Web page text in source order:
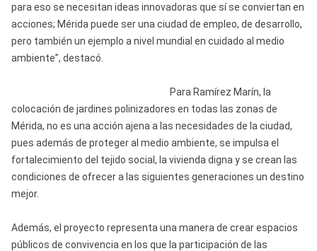
para eso se necesitan ideas innovadoras que sí se conviertan en
acciones; Mérida puede ser una ciudad de empleo, de desarrollo,
pero también un ejemplo a nivel mundial en cuidado al medio
ambiente”, destacó.
Para Ramírez Marín, la
colocación de jardines polinizadores en todas las zonas de
Mérida, no es una acción ajena a las necesidades de la ciudad,
pues además de proteger al medio ambiente, se impulsa el
fortalecimiento del tejido social, la vivienda digna y se crean las
condiciones de ofrecer a las siguientes generaciones un destino
mejor.
Además, el proyecto representa una manera de crear espacios
públicos de convivencia en los que la participación de las